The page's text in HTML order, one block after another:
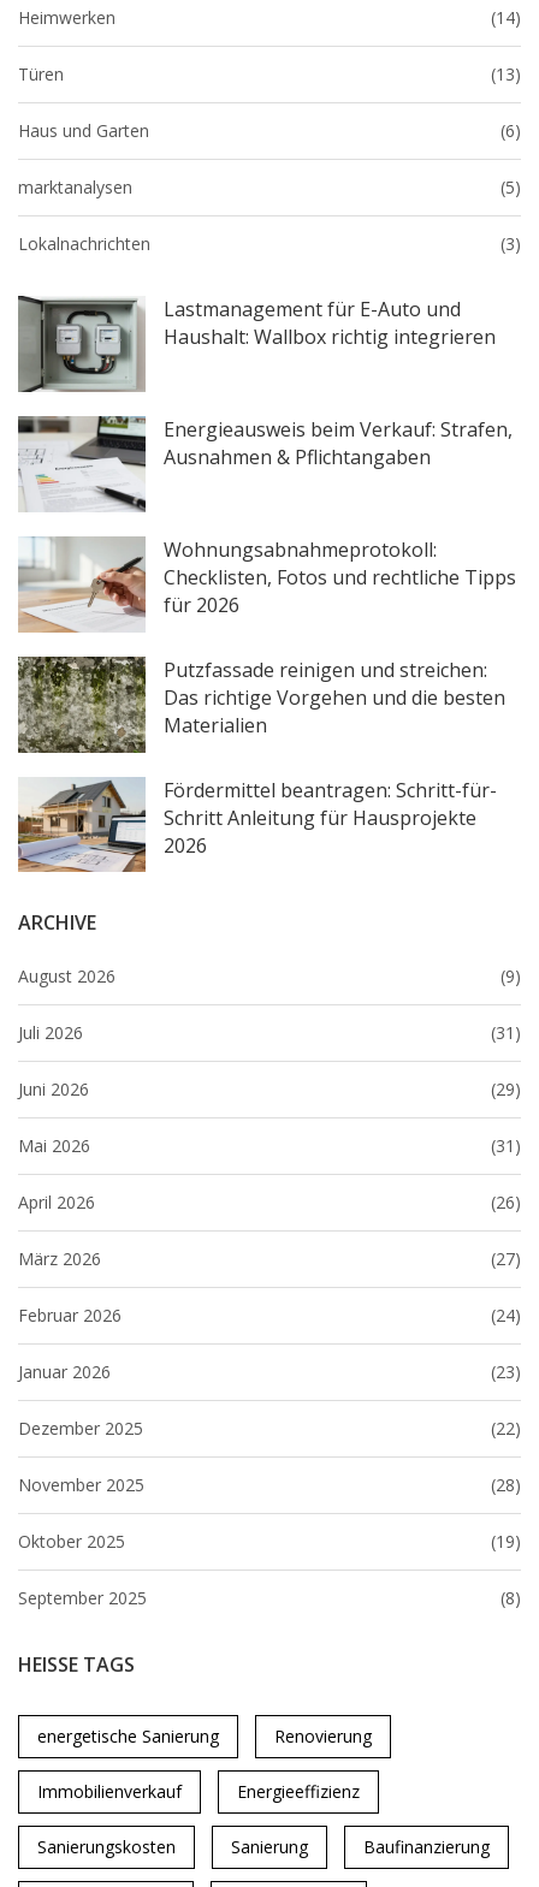
Heimwerken (14)
Türen (13)
Haus und Garten (6)
marktanalysen (5)
Lokalnachrichten (3)
Lastmanagement für E-Auto und
Haushalt: Wallbox richtig integrieren
Energieausweis beim Verkauf: Strafen,
Ausnahmen & Pflichtangaben
Wohnungsabnahmeprotokoll:
Checklisten, Fotos und rechtliche Tipps
für 2026
Putzfassade reinigen und streichen:
Das richtige Vorgehen und die besten
Materialien
Fördermittel beantragen: Schritt-für-
Schritt Anleitung für Hausprojekte
2026
ARCHIVE
August 2026 (9)
Juli 2026 (31)
Juni 2026 (29)
Mai 2026 (31)
April 2026 (26)
März 2026 (27)
Februar 2026 (24)
Januar 2026 (23)
Dezember 2025 (22)
November 2025 (28)
Oktober 2025 (19)
September 2025 (8)
HEISSE TAGS
energetische Sanierung Renovierung
Immobilienverkauf Energieeffizienz
Sanierungskosten Sanierung Baufinanzierung